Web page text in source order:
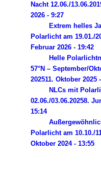
Nacht 12.06./
2026 - 9:27
Extrem helles
Polarlicht am 19.01./
Februar 2026 - 19:42
Helle
57°N – September/
202511. Oktober 2025
NLCs mit
02.06./03.06.20258.
15:14
Polarlicht am 10.10./
Oktober 2024 - 13:55